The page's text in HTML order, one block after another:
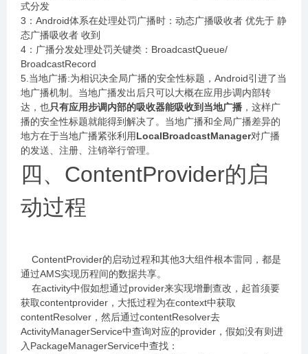
式分发
3：Android体系在处理处罚广播时：动态广播吸收者 优先于 静
态广播吸收者 收到
4：广播分发处理处罚关键类：BroadcastQueue/
BroadcastRecord
5.当地广播:为相识决全局广播的安全性标题，Android引进了当
地广播机制。当地广播发出后只可以大概在应用步调内部转
达，也只有应用步调内部的吸收器能吸收到当地广播 ，这样广
播的安全性标题就能得到解决了。当地广播和全局广播差异的
地方在于当地广播紧张利用LocalBroadcastManager对广播
的发送、注册、注销举行管理。
四、ContentProvider的启
动过程
ContentProvider的启动过程和其他3大组件根本雷同，都是
通过AMS实现历程间的数据共享。
在activity中假如想通过provider来实现增删查改，起首须要
获取contentprovider，大抵过程为在context中获取
contentResolver，然后通过contentResolver去
ActivityManagerService中查询对应的provider，假如没有则进
入PackageManagerService中查找：